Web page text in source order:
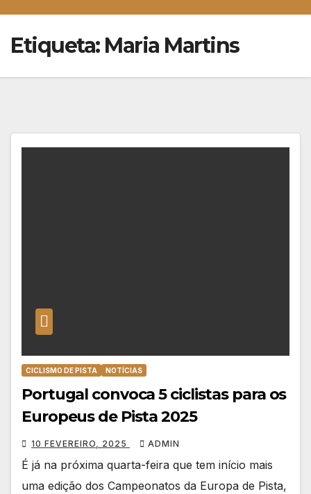
Etiqueta: Maria Martins
CICLISMO DE PISTA NOTÍCIAS
Portugal convoca 5 ciclistas para os
Europeus de Pista 2025
10 FEVEREIRO, 2025 ADMIN
É já na próxima quarta-feira que tem início mais
uma edição dos Campeonatos da Europa de Pista,